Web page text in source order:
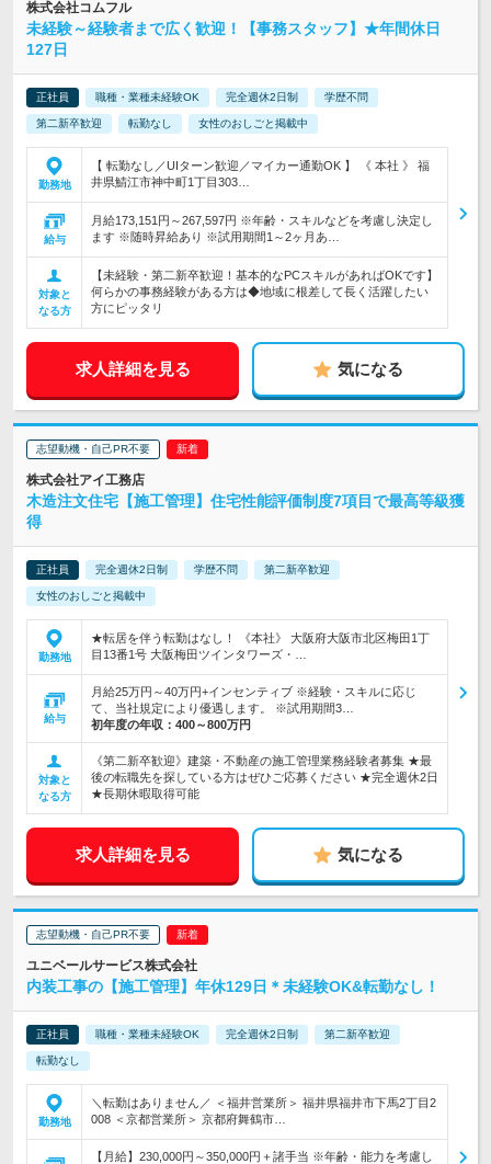
株式会社コムフル
未経験～経験者まで広く歓迎！【事務スタッフ】★年間休日
127日
正社員 職種・業種未経験OK 完全週休2日制 学歴不問
第二新卒歓迎 転勤なし 女性のおしごと掲載中
勤務地
【 転勤なし／UIターン歓迎／マイカー通勤OK 】 《 本社 》 福
井県鯖江市神中町1丁目303…
給与
月給173,151円～267,597円 ※年齢・スキルなどを考慮し決定し
ます ※随時昇給あり ※試用期間1～2ヶ月あ…
対象と
なる方
【未経験・第二新卒歓迎！基本的なPCスキルがあればOKです】
何らかの事務経験がある方は◆地域に根差して長く活躍したい
方にピッタリ
求人詳細を見る 気になる
志望動機・自己PR不要
株式会社アイ工務店
木造注文住宅【施工管理】住宅性能評価制度7項目で最高等級獲
得
正社員 完全週休2日制 学歴不問 第二新卒歓迎
女性のおしごと掲載中
勤務地
★転居を伴う転勤はなし！ 《本社》 大阪府大阪市北区梅田1丁
目13番1号 大阪梅田ツインタワーズ・…
給与
月給25万円～40万円+インセンティブ ※経験・スキルに応じ
て、当社規定により優遇します。 ※試用期間3…
初年度の年収： 400～800万円
対象と
なる方
《第二新卒歓迎》建築・不動産の施工管理業務経験者募集 ★最
後の転職先を探している方はぜひご応募ください ★完全週休2日
★長期休暇取得可能
求人詳細を見る 気になる
志望動機・自己PR不要
ユニベールサービス株式会社
内装工事の【施工管理】年休129日＊未経験OK&転勤なし！
正社員 職種・業種未経験OK 完全週休2日制 第二新卒歓迎
転勤なし
勤務地
＼転勤はありません／ ＜福井営業所＞ 福井県福井市下馬2丁目2
008 ＜京都営業所＞ 京都府舞鶴市…
【月給】230,000円～350,000円＋諸手当 ※年齢・能力を考慮し